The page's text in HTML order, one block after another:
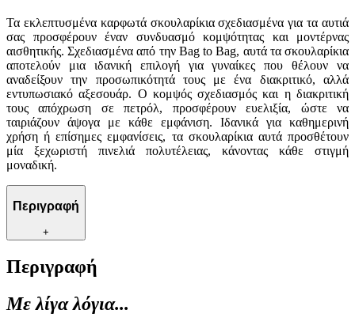
Τα εκλεπτυσμένα καρφωτά σκουλαρίκια σχεδιασμένα για τα αυτιά
σας προσφέρουν έναν συνδυασμό κομψότητας και μοντέρνας
αισθητικής. Σχεδιασμένα από την Bag to Bag, αυτά τα σκουλαρίκια
αποτελούν μια ιδανική επιλογή για γυναίκες που θέλουν να
αναδείξουν την προσωπικότητά τους με ένα διακριτικό, αλλά
εντυπωσιακό αξεσουάρ. Ο κομψός σχεδιασμός και η διακριτική
τους απόχρωση σε πετρόλ, προσφέρουν ευελιξία, ώστε να
ταιριάζουν άψογα με κάθε εμφάνιση. Ιδανικά για καθημερινή
χρήση ή επίσημες εμφανίσεις, τα σκουλαρίκια αυτά προσθέτουν
μία ξεχωριστή πινελιά πολυτέλειας, κάνοντας κάθε στιγμή
μοναδική.
Περιγραφή
+
Περιγραφή
Με λίγα λόγια...